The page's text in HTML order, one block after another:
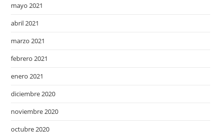
mayo 2021
abril 2021
marzo 2021
febrero 2021
enero 2021
diciembre 2020
noviembre 2020
octubre 2020